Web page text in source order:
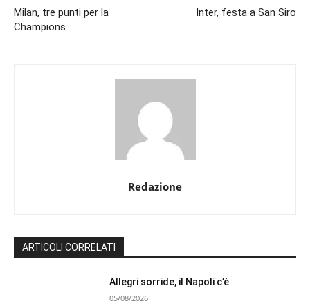
Milan, tre punti per la
Champions
Inter, festa a San Siro
Redazione
ARTICOLI CORRELATI
Allegri sorride, il Napoli c’è
05/08/2026